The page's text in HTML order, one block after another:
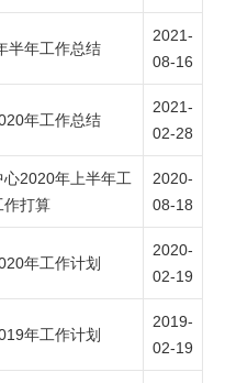
半年工作总结
2021-
08-16
年工作总结
2021-
02-28
2020年上半年工
作打算
2020-
08-18
年工作计划
2020-
02-19
年工作计划
2019-
02-19